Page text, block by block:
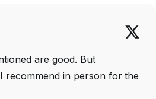
are good. But
recommend in person for the